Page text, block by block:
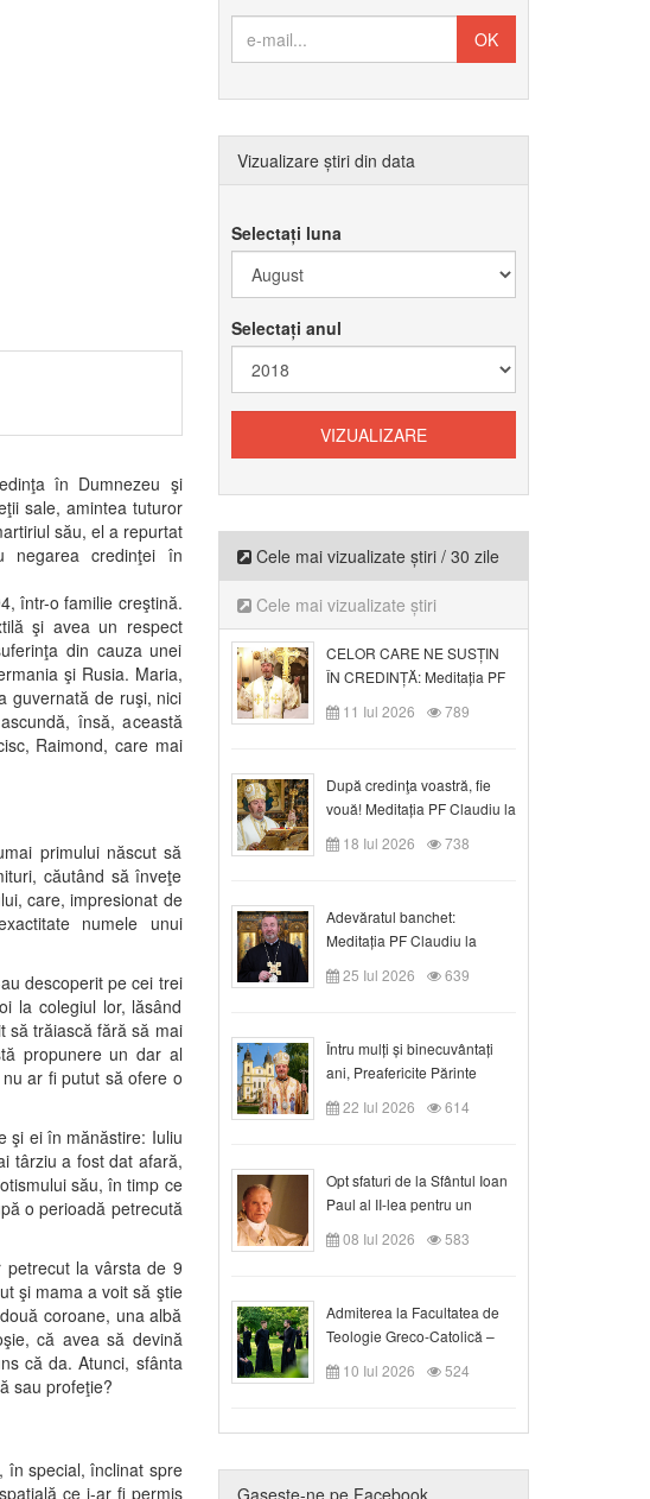
în Dumnezeu şi
sale, amintea tuturor
său, el a repurtat
negarea credinţei în
într-o familie creştină.
şi avea un respect
din cauza unei
şi Rusia. Maria,
guvernată de ruşi, nici
însă, această
Raimond, care mai
primului născut să
căutând să înveţe
care, impresionat de
numele unui
descoperit pe cei trei
la colegiul lor, lăsând
să trăiască fără să mai
propunere un dar al
ar fi putut să ofere o
şi ei în mănăstire: Iuliu
târziu a fost dat afară,
său, în timp ce
o perioadă petrecută
petrecut la vârsta de 9
şi mama a voit să ştie
coroane, una albă
că avea să devină
că da. Atunci, sfânta
sau profeţie?
în special, înclinat spre
ce i-ar fi permis
Vizualizare știri din data
Selectați luna
Selectați anul
Cele mai vizualizate știri / 30 zile
Cele mai vizualizate știri
CELOR CARE NE SUSȚIN
ÎN CREDINȚĂ: Meditația PF
Claudiu la Duminica a VI-a
după Rusalii
11 Iul 2026 789
După credinţa voastră, fie
vouă! Meditația PF Claudiu la
duminica a VII-a după Rusalii
18 Iul 2026 738
Adevăratul banchet:
Meditația PF Claudiu la
Duminica a VIII-a după
Rusalii
25 Iul 2026 639
Întru mulți și binecuvântați
ani, Preafericite Părinte
Claudiu!
22 Iul 2026 614
Opt sfaturi de la Sfântul Ioan
Paul al II-lea pentru un
creștin
08 Iul 2026 583
Admiterea la Facultatea de
Teologie Greco-Catolică –
Departamentul Blaj în anul
universitar 2026/2027
10 Iul 2026 524
Gaseste-ne pe Facebook